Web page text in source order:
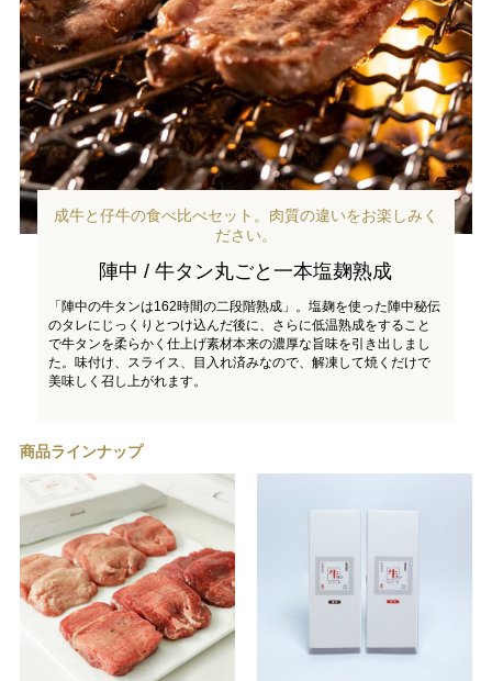
成牛と仔牛の食べ比べセット。肉質の違いをお楽しみく
ださい。
陣中 / 牛タン丸ごと一本塩麹熟成
「陣中の牛タンは162時間の二段階熟成」。塩麹を使った陣中秘伝
のタレにじっくりとつけ込んだ後に、さらに低温熟成をすること
で牛タンを柔らかく仕上げ素材本来の濃厚な旨味を引き出しまし
た。味付け、スライス、目入れ済みなので、解凍して焼くだけで
美味しく召し上がれます。
商品ラインナップ